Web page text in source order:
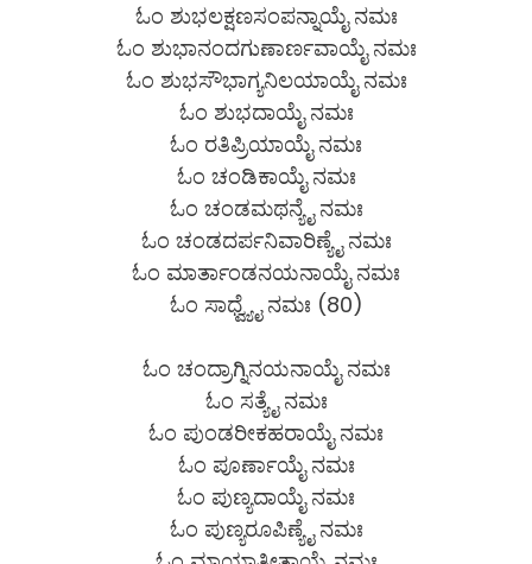
ಓಂ ಶುಭಲಕ್ಷಣಸಂಪನ್ನಾಯೈ ನಮಃ
ಓಂ ಶುಭಾನಂದಗುಣಾರ್ಣವಾಯೈ ನಮಃ
ಓಂ ಶುಭಸೌಭಾಗ್ಯನಿಲಯಾಯೈ ನಮಃ
ಓಂ ಶುಭದಾಯೈ ನಮಃ
ಓಂ ರತಿಪ್ರಿಯಾಯೈ ನಮಃ
ಓಂ ಚಂಡಿಕಾಯೈ ನಮಃ
ಓಂ ಚಂಡಮಥನ್ಯೈ ನಮಃ
ಓಂ ಚಂಡದರ್ಪನಿವಾರಿಣ್ಯೈ ನಮಃ
ಓಂ ಮಾರ್ತಾಂಡನಯನಾಯೈ ನಮಃ
ಓಂ ಸಾಧ್ವ್ಯೈ ನಮಃ (80)
ಓಂ ಚಂದ್ರಾಗ್ನಿನಯನಾಯೈ ನಮಃ
ಓಂ ಸತ್ಯೈ ನಮಃ
ಓಂ ಪುಂಡರೀಕಹರಾಯೈ ನಮಃ
ಓಂ ಪೂರ್ಣಾಯೈ ನಮಃ
ಓಂ ಪುಣ್ಯದಾಯೈ ನಮಃ
ಓಂ ಪುಣ್ಯರೂಪಿಣ್ಯೈ ನಮಃ